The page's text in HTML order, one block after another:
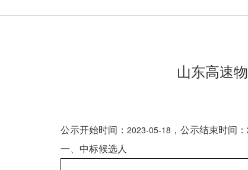
山东高速
公示开始时间： 2023-05-18 ，公示结束时间：
一、中标候选人